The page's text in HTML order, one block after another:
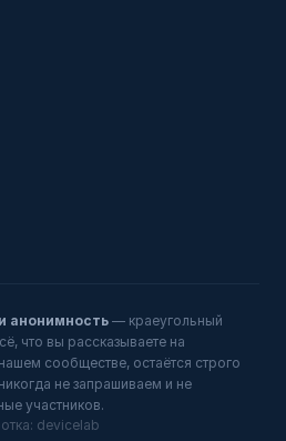
анонимность — краеугольный
что вы рассказываете на
сообществе, остаётся строго
не запрашиваем и не
участников.
devicelab